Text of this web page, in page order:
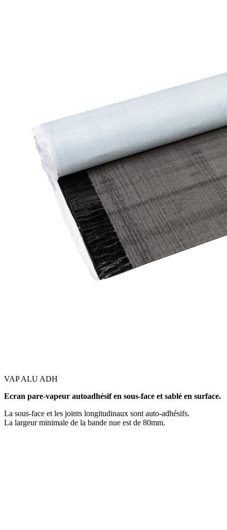
VAP ALU ADH
Ecran pare-vapeur autoadhésif en sous-face et sablé en surface.
La sous-face et les joints longitudinaux sont auto-adhésifs.
La largeur minimale de la bande nue est de 80mm.